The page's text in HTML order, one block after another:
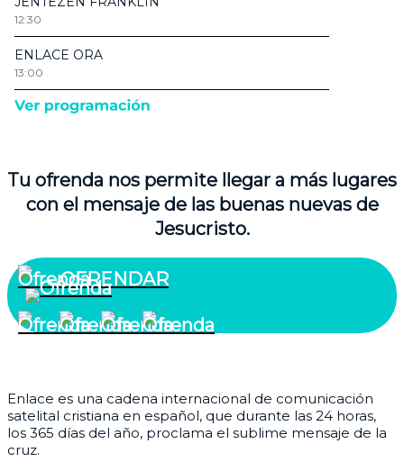
Tu ofrenda nos permite llegar a más lugares
con el mensaje de las buenas nuevas de
Jesucristo.
OFRENDAR
Enlace es una cadena internacional de comunicación
satelital cristiana en español, que durante las 24 horas,
los 365 días del año, proclama el sublime mensaje de la
cruz.